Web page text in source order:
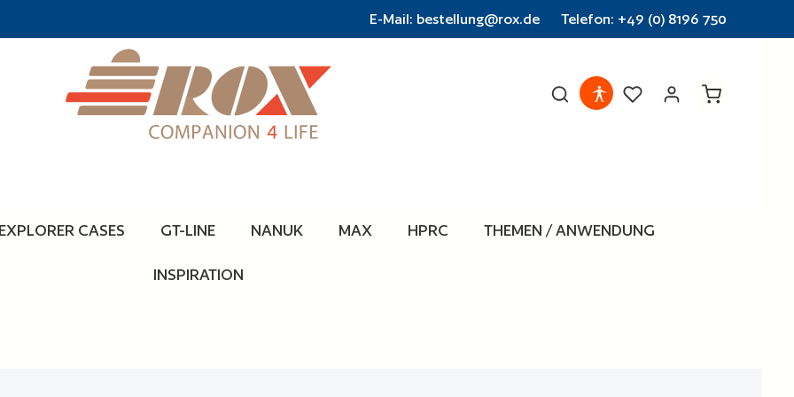
E-Mail: bestellung@rox.de Telefon: +49 (0) 8196 750
Warenkorb
EXPLORER CASES GT-LINE NANUK MAX HPRC THEMEN / ANWENDUNG
INSPIRATION